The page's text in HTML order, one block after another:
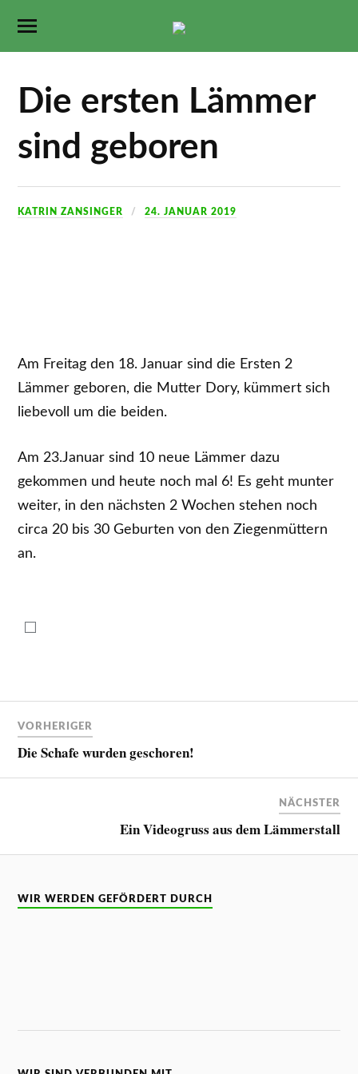
Die ersten Lämmer
sind geboren
KATRIN ZANSINGER 24. JANUAR 2019
Am Freitag den 18. Januar sind die Ersten 2
Lämmer geboren, die Mutter Dory, kümmert sich
liebevoll um die beiden.
Am 23.Januar sind 10 neue Lämmer dazu
gekommen und heute noch mal 6! Es geht munter
weiter, in den nächsten 2 Wochen stehen noch
circa 20 bis 30 Geburten von den Ziegenmüttern
an.
VORHERIGER
Die Schafe wurden geschoren!
NÄCHSTER
Ein Videogruss aus dem Lämmerstall
WIR WERDEN GEFÖRDERT DURCH